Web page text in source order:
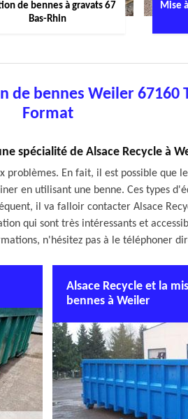
de bennes à gravats 67
Bas-Rhin
Mise
de bennes Weiler 67160
Format
spécialité de Alsace Recycle à
problèmes. En fait, il est possible que
en utilisant une benne. Ces types
il va falloir contacter Alsace
qui sont très intéressants et
n'hésitez pas à le téléphoner
Alsace Recycle et la
bennes à Weiler